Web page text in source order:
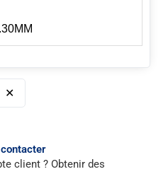
✕
client ? Obtenir des